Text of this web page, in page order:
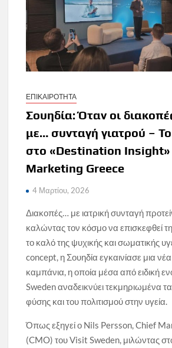
ΕΠΙΚΑΙΡΟΤΗΤΑ
Σουηδία: Όταν οι
με… συνταγή γιατρού –
στο «Destination Insight»
Marketing Greece
4 Μαρτίου, 2026
Διακοπές… με ιατρική συνταγή
καλώντας τον κόσμο να επισκεφθεί
το καλό της ψυχικής και σωματικής
concept, η Σουηδία εγκαινίασε μια νέα
καμπάνια, η οποία μέσα από ειδική
Sweden αναδεικνύει τεκμηριωμένα
φύσης και του πολιτισμού στην υγεία.
Όπως εξηγεί ο Nils Persson, Chief
(CMO) του Visit Sweden, μιλώντας